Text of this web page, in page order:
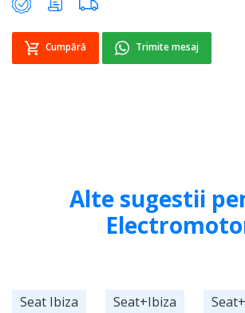
Cumpără Trimite mesaj
Alte sugestii
Seat Ibiza Seat+Ibiza